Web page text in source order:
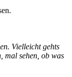
Vielleicht gehts
mal sehen, ob was